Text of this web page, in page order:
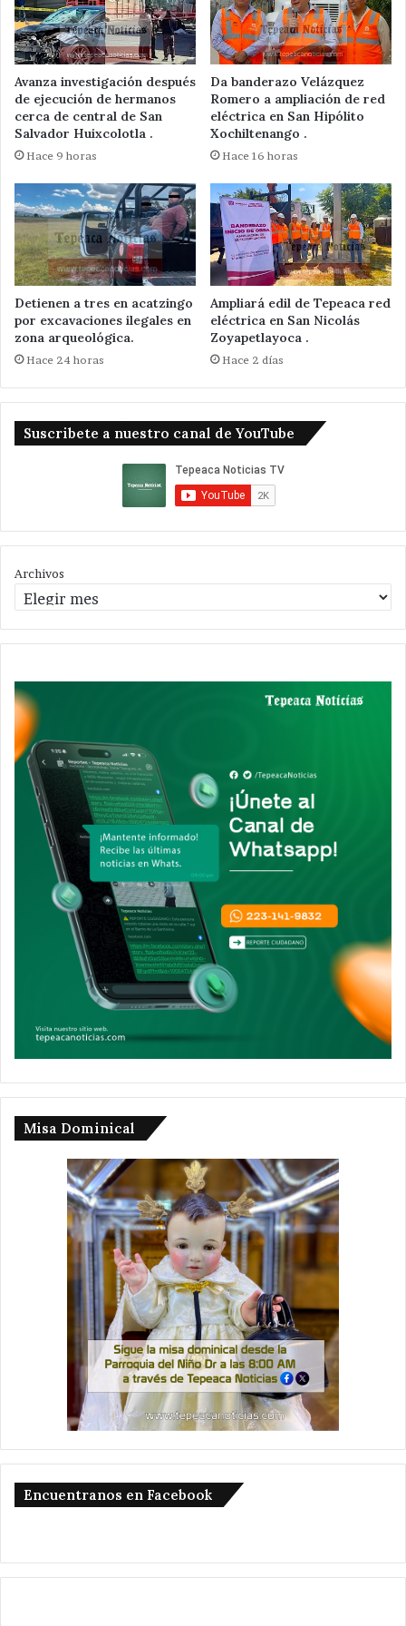
Avanza investigación después
de ejecución de hermanos
cerca de central de San
Salvador Huixcolotla .
Hace 9 horas
Da banderazo Velázquez
Romero a ampliación de red
eléctrica en San Hipólito
Xochiltenango .
Hace 16 horas
Detienen a tres en acatzingo
por excavaciones ilegales en
zona arqueológica.
Hace 24 horas
Ampliará edil de Tepeaca red
eléctrica en San Nicolás
Zoyapetlayoca .
Hace 2 días
Suscribete a nuestro canal de YouTube
Archivos
Misa Dominical
Encuentranos en Facebook